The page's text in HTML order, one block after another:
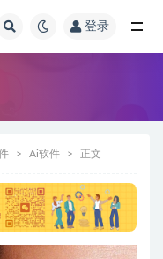
登录
Ai软件 正文